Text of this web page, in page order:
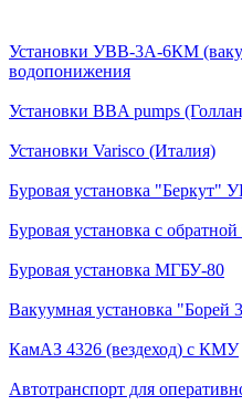
Установки УВВ-3А-6КМ
водопонижения
Установки BBA pumps
Установки Varisco (Италия)
Буровая установка "Беркут"
Буровая установка с
Буровая установка МГБУ-80
Вакуумная установка "Борей
КамАЗ 4326 (вездеход) с КМУ
Автотранспорт для